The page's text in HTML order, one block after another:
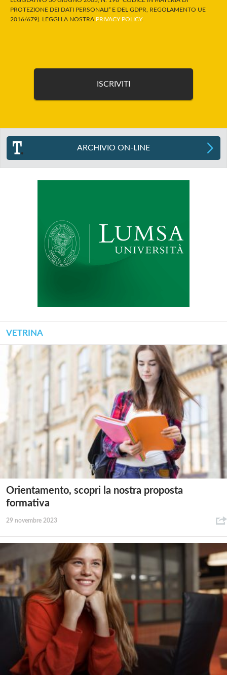
PROTEZIONE DEI DATI PERSONALI” E DEL GDPR, REGOLAMENTO UE
2016/679). LEGGI LA NOSTRA PRIVACY POLICY.
ARCHIVIO ON-LINE
VETRINA
Orientamento, scopri la nostra proposta
formativa
29 novembre 2023